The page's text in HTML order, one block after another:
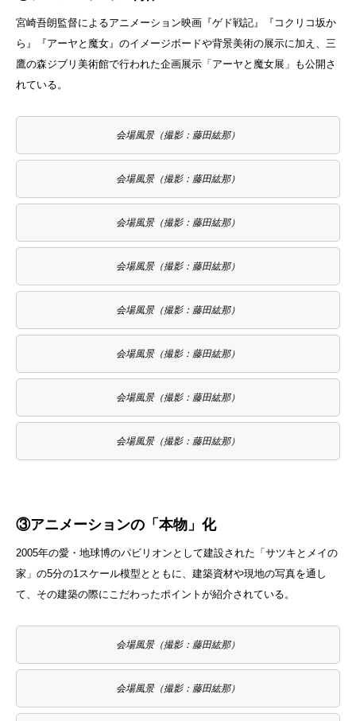
宮崎吾朗監督によるアニメーション映画『ゲド戦記』『コクリコ坂か
ら』『アーヤと魔女』のイメージボードや背景美術の展示に加え、三
鷹の森ジブリ美術館で行われた企画展示「アーヤと魔女展」も公開さ
れている。
会場風景（撮影：藤田紘那）
会場風景（撮影：藤田紘那）
会場風景（撮影：藤田紘那）
会場風景（撮影：藤田紘那）
会場風景（撮影：藤田紘那）
会場風景（撮影：藤田紘那）
会場風景（撮影：藤田紘那）
会場風景（撮影：藤田紘那）
③アニメーションの「本物」化
2005年の愛・地球博のパビリオンとして建設された「サツキとメイの
家」の5分の1スケール模型とともに、建築資材や現地の写真を通し
て、その建築の際にこだわったポイントが紹介されている。
会場風景（撮影：藤田紘那）
会場風景（撮影：藤田紘那）